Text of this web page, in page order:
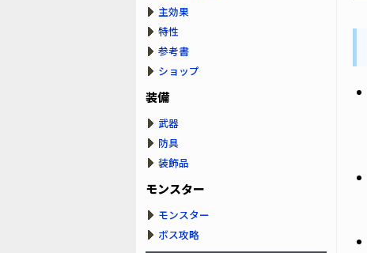
主効果
特性
参考書
ショップ
装備
武器
防具
装飾品
モンスター
モンスター
ボス攻略